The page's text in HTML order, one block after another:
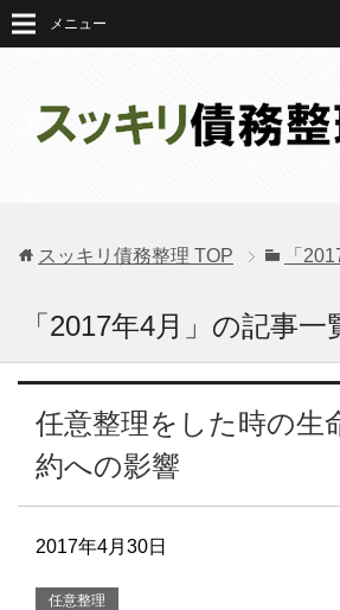
メニュー
スッキリ債務整理 TOP 「
「2017年4月」の記事一
任意整理をした時の生
約への影響
2017年4月30日
任意整理